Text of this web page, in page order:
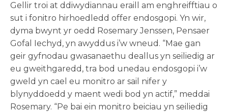
Gellir troi at ddiwydiannau eraill am enghreifftiau o
sut i fonitro hirhoedledd offer endosgopi. Yn wir,
dyma bwynt yr oedd Rosemary Jenssen, Pensaer
Gofal Iechyd, yn awyddus i’w wneud. “Mae gan
geir gyfnodau gwasanaethu deallus yn seiliedig ar
eu gweithgaredd, tra bod unedau endosgopi i’w
gweld yn cael eu monitro ar sail nifer y
blynyddoedd y maent wedi bod yn actif,” meddai
Rosemary. “Pe bai ein monitro beiciau yn seiliedig